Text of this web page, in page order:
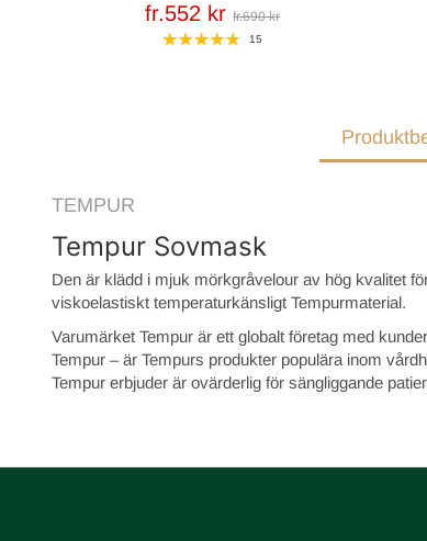
fr.552 kr fr.690 kr
15
TEMPUR
Tempur Sovmask
Den är klädd i mjuk mörkgråvelour av hög kvalitet
viskoelastiskt temperaturkänsligt Tempurmaterial.
Varumärket Tempur är ett globalt företag med
Tempur – är Tempurs produkter populära inom
Tempur erbjuder är ovärderlig för sängliggande